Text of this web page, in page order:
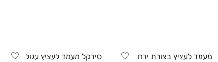
מעמד לעציץ בצורת ירח
סירקל מעמד לעציץ עגול